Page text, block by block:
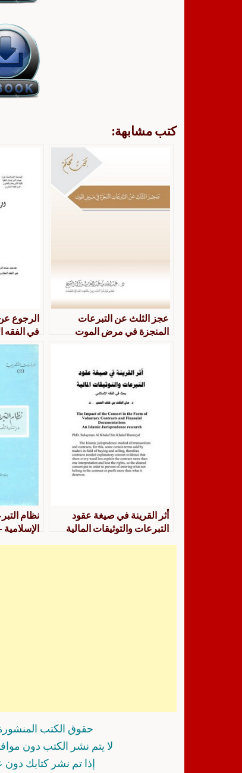
كتب مشابهة:
عجز الثلث عن التبرعات
المنجزة في مرض الموت
الرجوع
في الفقه
أثر القرينة في صيغة عقود
التبرعات والتوثيقات المالية
نظام
حقوق الكتب
لا يتم نشر الكتب دون
إذا تم نشر كتابك